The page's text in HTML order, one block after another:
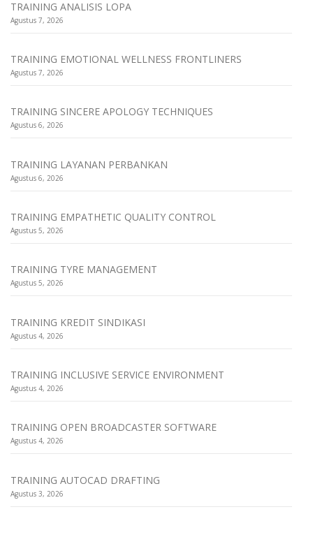
TRAINING ANALISIS LOPA
Agustus 7, 2026
TRAINING EMOTIONAL WELLNESS FRONTLINERS
Agustus 7, 2026
TRAINING SINCERE APOLOGY TECHNIQUES
Agustus 6, 2026
TRAINING LAYANAN PERBANKAN
Agustus 6, 2026
TRAINING EMPATHETIC QUALITY CONTROL
Agustus 5, 2026
TRAINING TYRE MANAGEMENT
Agustus 5, 2026
TRAINING KREDIT SINDIKASI
Agustus 4, 2026
TRAINING INCLUSIVE SERVICE ENVIRONMENT
Agustus 4, 2026
TRAINING OPEN BROADCASTER SOFTWARE
Agustus 4, 2026
TRAINING AUTOCAD DRAFTING
Agustus 3, 2026